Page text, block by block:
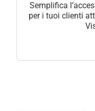
Semplifica
per i tuoi clienti